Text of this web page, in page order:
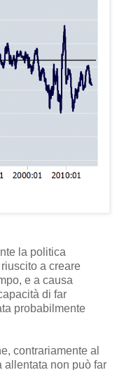
la politica
a creare
e a causa
di far
probabilmente
contrariamente al
allentata non può far